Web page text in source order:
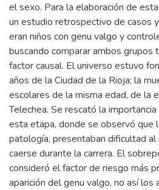
el sexo. Para la elaboración de
un estudio retrospectivo de casos
eran niños con genu valgo y
buscando comparar ambos grupos
factor causal. El universo estuvo
años de la Ciudad de la Rioja; la
escolares de la misma edad, de la
Telechea. Se rescató la
esta etapa, donde se observó que
patología, presentaban dificultad al
caerse durante la carrera. El
consideró el factor de riesgo más
aparición del genu valgo, no así los